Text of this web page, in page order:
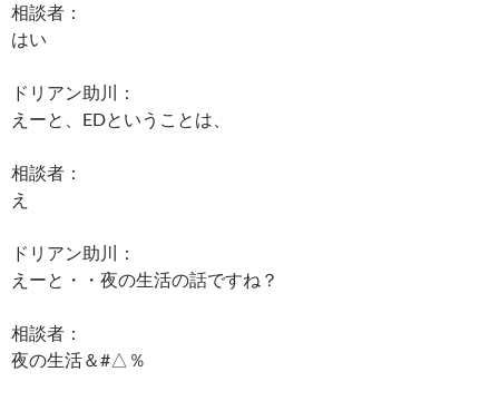
相談者：
はい
ドリアン助川：
えーと、EDということは、
相談者：
え
ドリアン助川：
えーと・・夜の生活の話ですね？
相談者：
夜の生活＆#△％